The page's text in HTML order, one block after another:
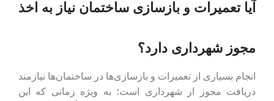
آیا تعمیرات و بازسازی ساختمان نیاز به اخذ
مجوز شهرداری دارد؟
انجام بسیاری از تعمیرات و بازسازی‌ها در ساختمان‌ها نیازمند
دریافت مجوز از شهرداری است؛ به ‌ویژه زمانی که این